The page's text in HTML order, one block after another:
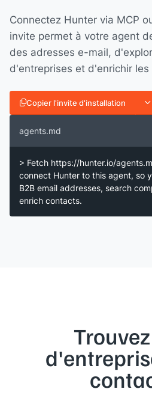
Connectez Hunter via MCP
invite permet à votre agent
des adresses e-mail,
d'entreprises et d'enrichir
Copier l'invite d'installation
agents.md
> Fetch https://hunter.io/
connect Hunter to this agent, so
B2B email addresses, search
enrich contacts.